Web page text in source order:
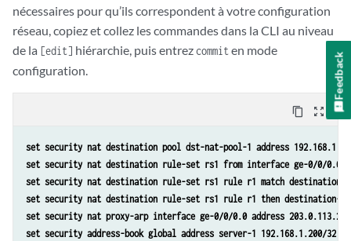
nécessaires pour qu’ils correspondent à votre configuration
réseau, copiez et collez les commandes dans la CLI au niveau
de la [edit] hiérarchie, puis entrez commiten mode
configuration.
content_copy zoom_out_map
set security nat destination pool dst-nat-pool-1 address
set security nat destination rule-set rs1 from interface ge-0/0/0.0
set security nat destination rule-set rs1 rule r1 match destination-
set security nat destination rule-set rs1 rule r1 then destination-
set security nat proxy-arp interface ge-0/0/0.0 address
set security address-book global address server-1 192.168.1.200/32
Feedback